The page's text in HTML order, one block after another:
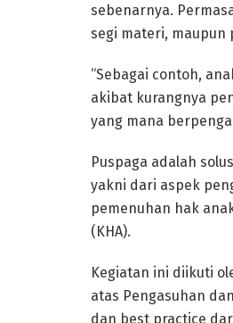
sebenarnya.
segi materi, maupun
“Sebagai contoh,
akibat kurangnya
yang mana
Puspaga adalah
yakni dari aspek
pemenuhan hak
(KHA).
Kegiatan ini diikuti
atas Pengasuhan
dan best practice